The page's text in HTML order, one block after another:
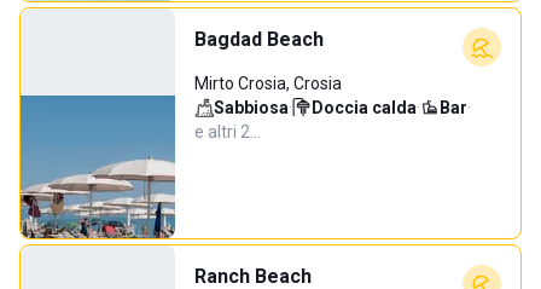
Bagdad Beach
Mirto Crosia, Crosia
Sabbiosa· Doccia calda· Bar·
e altri 2…
Ranch Beach